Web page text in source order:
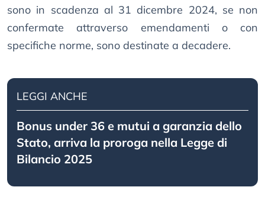
sono in scadenza al 31 dicembre 2024, se non
confermate attraverso emendamenti o con
specifiche norme, sono destinate a decadere.
LEGGI ANCHE
Bonus under 36 e mutui a garanzia dello
Stato, arriva la proroga nella Legge di
Bilancio 2025